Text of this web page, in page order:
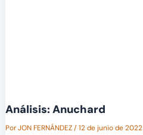
Análisis: Anuchard
PorJON FERNÁNDEZ/12 de junio de 2022